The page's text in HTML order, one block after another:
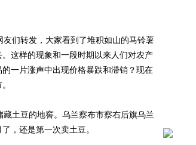
们转发，大家看到了堆积如山的马铃薯
这样的现象和一段时期以来人们对农产
一片涨声中出现价格暴跌和滞销？现在
土豆的地窖。乌兰察布市察右后旗乌兰
，还是第一次卖土豆。